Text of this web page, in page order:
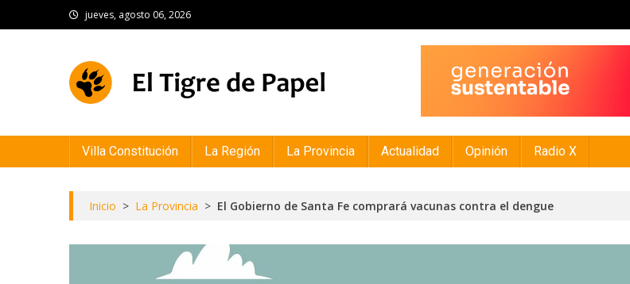
to
jueves, agosto 06, 2026
Villa Constitución La Región La Provincia Actualidad Opinión Radio X
Inicio > La Provincia > El Gobierno de Santa Fe comprará vacunas contra el dengue